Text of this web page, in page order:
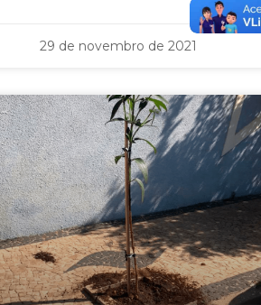
29 de novembro de 2021